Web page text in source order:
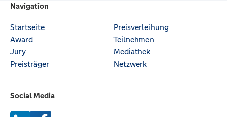
Footer
Navigation
Startseite
Award
Jury
Preisträger
Preisverleihung
Teilnehmen
Mediathek
Netzwerk
Social Media